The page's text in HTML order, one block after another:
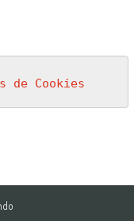
de Cookies